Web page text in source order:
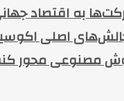
به اقتصاد
اصلی
مصنوعی محور